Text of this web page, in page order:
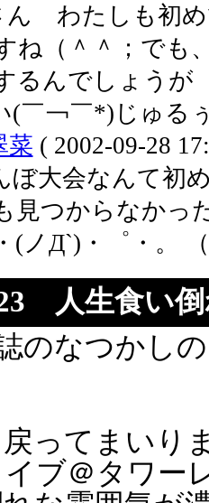
ん わたしも初
ね（＾＾；でも
るんでしょうが
(￣￢￣*)じゅ
菜 ( 2002-09-28
ぼ大会なんて
見つからなかっ
(ノД`)・゜・。
人生食い
のなつかし
戻ってまいり
ブ＠タワー